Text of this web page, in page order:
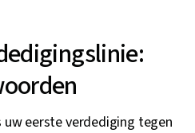
eerste verdediging tegen